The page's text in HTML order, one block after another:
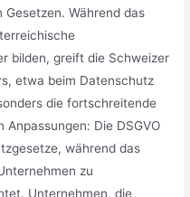
Während das
bilden, greift die Schweizer
etwa beim Datenschutz
die fortschreitende
Die DSGVO
während das
zu
Unternehmen, die